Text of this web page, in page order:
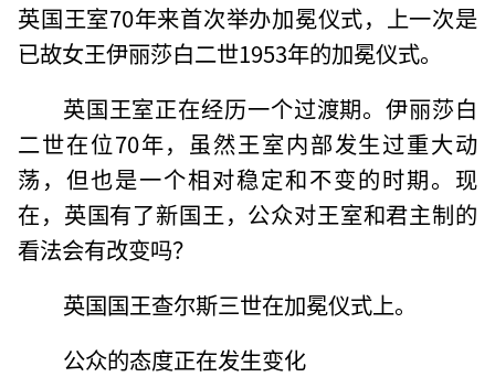
英国王室70年来首次举办加冕仪式，上一次是
已故女王伊丽莎白二世1953年的加冕仪式。
英国王室正在经历一个过渡期。伊丽莎白
二世在位70年，虽然王室内部发生过重大动
荡，但也是一个相对稳定和不变的时期。现
在，英国有了新国王，公众对王室和君主制的
看法会有改变吗？
英国国王查尔斯三世在加冕仪式上。
公众的态度正在发生变化